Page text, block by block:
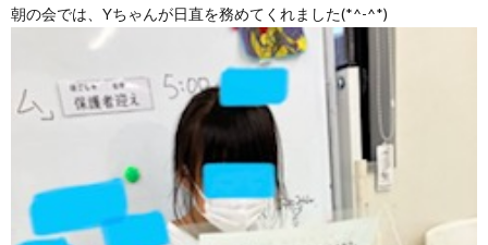
朝の会では、Yちゃんが日直を務めてくれました(*^-^*)